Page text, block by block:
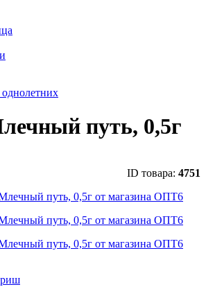
путь, 0,5г
ID товара: 4751